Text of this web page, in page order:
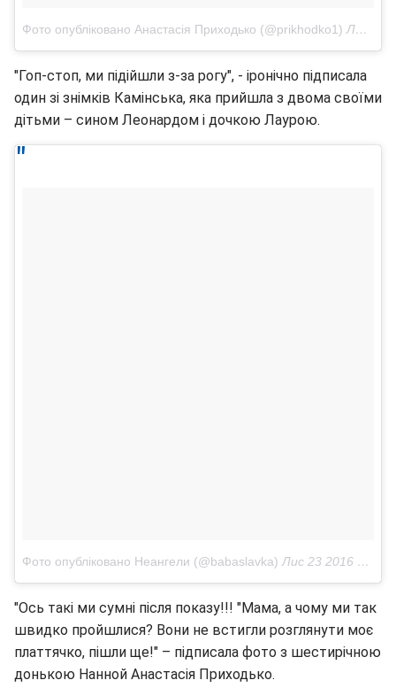
Фото опубліковано Анастасія Приходько (@prikhodko1) Лис 23 2016 в 3:47 PST
"Гоп-стоп, ми підійшли з-за рогу", - іронічно підписала
один зі знімків Камінська, яка прийшла з двома своїми
дітьми – сином Леонардом і дочкою Лаурою.
Фото опубліковано Неангели (@babaslavka) Лис 23 2016 в 2:00 PST
"Ось такі ми сумні після показу!!! "Мама, а чому ми так
швидко пройшлися? Вони не встигли розглянути моє
платтячко, пішли ще!" – підписала фото з шестирічною
донькою Нанной Анастасія Приходько.